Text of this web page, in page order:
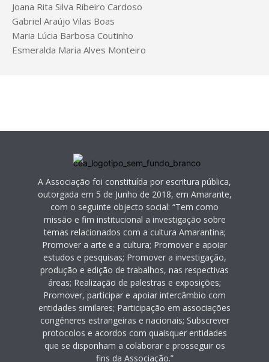
Joana Rita Silva Ribeiro Cardoso
Gabriel Araújo Vilas Boas
Maria Lúcia Barbosa Coutinho
Esmeralda Maria Alves Monteiro
A Associação foi constituída por escritura pública,
outorgada em 5 de Junho de 2018, em Amarante,
com o seguinte objecto social: “Tem como
missão e fim institucional a investigação sobre
temas relacionados com a cultura Amarantina;
Promover a arte e a cultura; Promover e apoiar
estudos e pesquisas; Promover a investigação,
produção e edição de trabalhos, nas respectivas
áreas; Realização de palestras e exposições;
Promover, participar e apoiar intercâmbio com
entidades similares; Participação em associações
congéneres estrangeiras e nacionais; Subscrever
protocolos e acordos com quaisquer entidades
que se disponham a colaborar e prosseguir os
fins da Associação.”